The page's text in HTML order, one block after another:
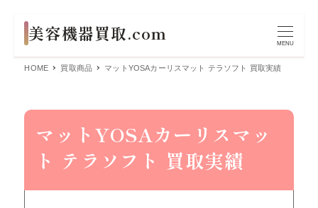
MENU
HOME 買取商品 マットYOSAカーリスマット テラソフト 買取実績
マットYOSAカーリスマッ
ト テラソフト 買取実績